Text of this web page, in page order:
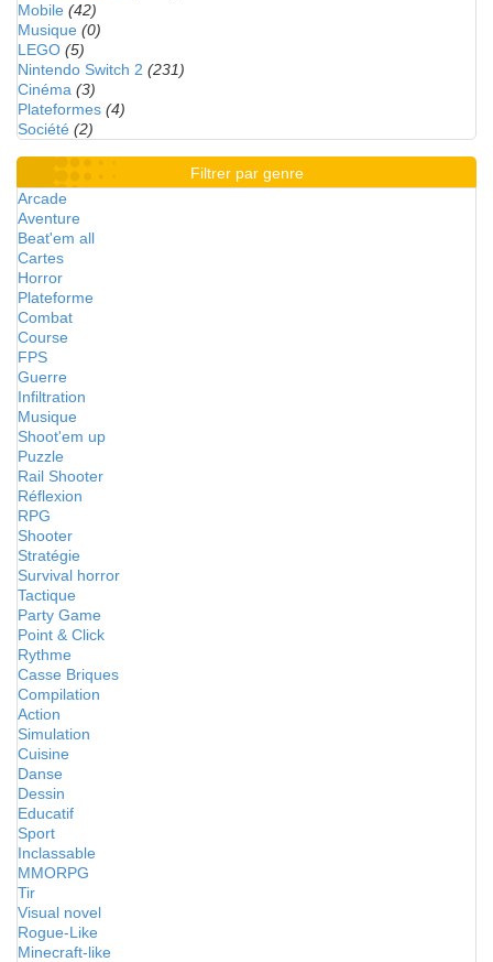
Mobile (42)
Musique (0)
LEGO (5)
Nintendo Switch 2 (231)
Cinéma (3)
Plateformes (4)
Société (2)
Filtrer par genre
Arcade
Aventure
Beat'em all
Cartes
Horror
Plateforme
Combat
Course
FPS
Guerre
Infiltration
Musique
Shoot'em up
Puzzle
Rail Shooter
Réflexion
RPG
Shooter
Stratégie
Survival horror
Tactique
Party Game
Point & Click
Rythme
Casse Briques
Compilation
Action
Simulation
Cuisine
Danse
Dessin
Educatif
Sport
Inclassable
MMORPG
Tir
Visual novel
Rogue-Like
Minecraft-like